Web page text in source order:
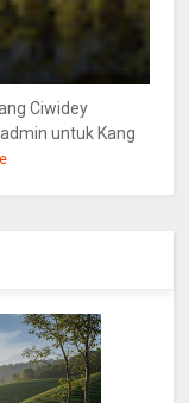
Ciwidey
untuk Kang